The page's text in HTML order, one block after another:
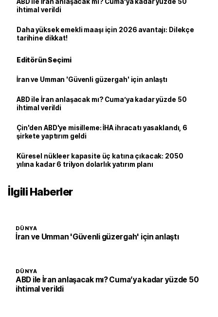
ihtimal verildi
Daha yüksek emekli maaşı için 2026 avantajı: Dilekçe
tarihine dikkat!
Editörün Seçimi
İran ve Umman 'Güvenli güzergah' için anlaştı
ABD ile İran anlaşacak mı? Cuma’ya kadar yüzde 50
ihtimal verildi
Çin'den ABD'ye misilleme: İHA ihracatı yasaklandı, 6
şirkete yaptırım geldi
Küresel nükleer kapasite üç katına çıkacak: 2050
yılına kadar 6 trilyon dolarlık yatırım planı
İlgili Haberler
DÜNYA
İran ve Umman 'Güvenli güzergah' için anlaştı
DÜNYA
ABD ile İran anlaşacak mı? Cuma’ya kadar yüzde 50
ihtimal verildi